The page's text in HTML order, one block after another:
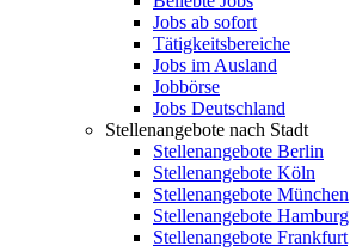
Jobs ab sofort
Tätigkeitsbereiche
Jobs im Ausland
Jobbörse
Jobs Deutschland
Stellenangebote nach Stadt
Stellenangebote Berlin
Stellenangebote Köln
Stellenangebote München
Stellenangebote Hamburg
Stellenangebote Frankfurt